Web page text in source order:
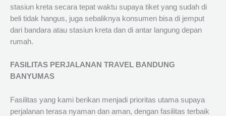
stasiun kreta secara tepat waktu supaya tiket yang sudah di
beli tidak hangus, juga sebaliknya konsumen bisa di jemput
dari bandara atau stasiun kreta dan di antar langung depan
rumah.
FASILITAS PERJALANAN TRAVEL BANDUNG
BANYUMAS
Fasilitas yang kami berikan menjadi prioritas utama supaya
perjalanan terasa nyaman dan aman, dengan fasilitas terbaik